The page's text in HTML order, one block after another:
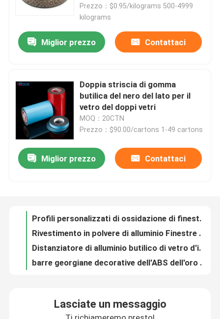
Casa
Circa noi
Giro della fabbrica
Contattici
Richieda una citazione
Barra distanziatrice bordo caldo
Prezzo：$0.95/kilograms 500-4999
kilograms
Miglior prezzo Contattaci
Doppia striscia di gomma
butilica del nero del lato per il
vetro del doppi vetri
MOQ：20CTN
Prezzo：$90.00/cartons 1-49 cartons
Miglior prezzo Contattaci
Profili personalizzati di ossidazione di finestre Decorazione di bar georgiana
Barre butiliche di alluminio del distanziatore 6A-40A per le doppie unità lustrate
Chiave nera di Gray White Plastic Corner Connector per le barre di alluminio del distanziatore
Lasciate un messaggio